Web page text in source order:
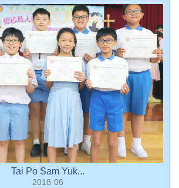
Tai Po Sam Yuk...
2018-06